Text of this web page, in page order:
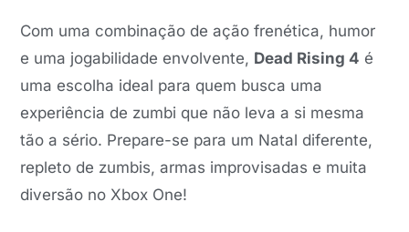
Com uma combinação de ação frenética, humor
e uma jogabilidade envolvente, Dead Rising 4 é
uma escolha ideal para quem busca uma
experiência de zumbi que não leva a si mesma
tão a sério. Prepare-se para um Natal diferente,
repleto de zumbis, armas improvisadas e muita
diversão no Xbox One!